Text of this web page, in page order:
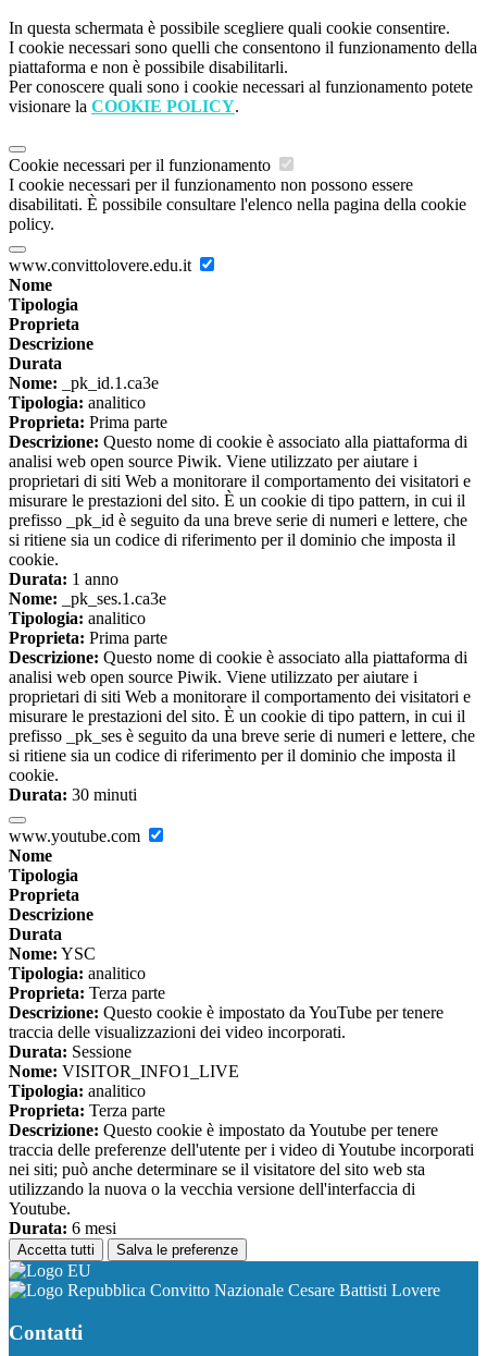
In questa schermata è possibile scegliere quali cookie consentire.
I cookie necessari sono quelli che consentono il funzionamento della
piattaforma e non è possibile disabilitarli.
Per conoscere quali sono i cookie necessari al funzionamento potete
visionare la COOKIE POLICY.
Cookie necessari per il funzionamento
I cookie necessari per il funzionamento non possono essere
disabilitati. È possibile consultare l'elenco nella pagina della cookie
policy.
www.convittolovere.edu.it
Nome
Tipologia
Proprieta
Descrizione
Durata
Nome: _pk_id.1.ca3e
Tipologia: analitico
Proprieta: Prima parte
Descrizione: Questo nome di cookie è associato alla piattaforma di
analisi web open source Piwik. Viene utilizzato per aiutare i
proprietari di siti Web a monitorare il comportamento dei visitatori e
misurare le prestazioni del sito. È un cookie di tipo pattern, in cui il
prefisso _pk_id è seguito da una breve serie di numeri e lettere, che
si ritiene sia un codice di riferimento per il dominio che imposta il
cookie.
Durata: 1 anno
Nome: _pk_ses.1.ca3e
Tipologia: analitico
Proprieta: Prima parte
Descrizione: Questo nome di cookie è associato alla piattaforma di
analisi web open source Piwik. Viene utilizzato per aiutare i
proprietari di siti Web a monitorare il comportamento dei visitatori e
misurare le prestazioni del sito. È un cookie di tipo pattern, in cui il
prefisso _pk_ses è seguito da una breve serie di numeri e lettere, che
si ritiene sia un codice di riferimento per il dominio che imposta il
cookie.
Durata: 30 minuti
www.youtube.com
Nome
Tipologia
Proprieta
Descrizione
Durata
Nome: YSC
Tipologia: analitico
Proprieta: Terza parte
Descrizione: Questo cookie è impostato da YouTube per tenere
traccia delle visualizzazioni dei video incorporati.
Durata: Sessione
Nome: VISITOR_INFO1_LIVE
Tipologia: analitico
Proprieta: Terza parte
Descrizione: Questo cookie è impostato da Youtube per tenere
traccia delle preferenze dell'utente per i video di Youtube incorporati
nei siti; può anche determinare se il visitatore del sito web sta
utilizzando la nuova o la vecchia versione dell'interfaccia di
Youtube.
Durata: 6 mesi
Accetta tutti Salva le preferenze
Convitto Nazionale Cesare Battisti Lovere
Contatti